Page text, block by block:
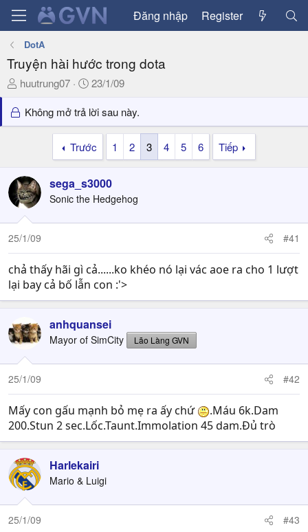
Đăng nhập Register
DotA
Truyện hài hước trong dota
T
r
e
t
a
e
r
huutrung07
N
à
y
ử
23/1/09
Không mở trả lời sau này.
Trước 1 2 3 4 5 6 Tiếp
sega_s3000
Sonic the Hedgehog
25/1/09 #41
chả thấy hãi gì cả......ko khéo nó lại vác aoe ra cho 1 lượt
lại bay cả bố lẫn con :'>
anhquansei
Mayor of SimCity Lão Làng GVN
25/1/09 #42
Mấy con gấu mạnh bỏ mẹ ra ấy chứ
.Máu 6k.Dam
200.Stun 2 sec.Lốc.Taunt.Immolation 45 dam.Đủ trò
Harlekairi
Mario & Luigi
25/1/09 #43